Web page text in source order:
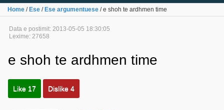
Home / Ese / Ese argumentuese / e shoh te ardhmen time
Data e postimit: 2013-05-05 18:30:05
Lexime: 27658
e shoh te ardhmen time
Like 17 Dislike 4